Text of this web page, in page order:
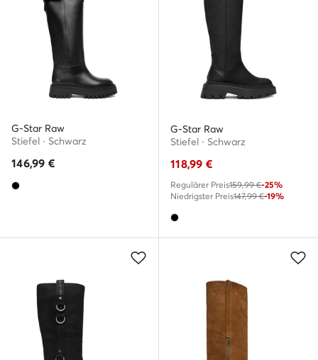
G-Star Raw
Stiefel · Schwarz
146,99 €
G-Star Raw
Stiefel · Schwarz
118,99 €
Regulärer Preis159,99 €-25%
Niedrigster Preis147,99 €-19%